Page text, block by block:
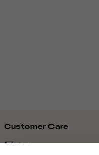
Customer Care
Mail ons